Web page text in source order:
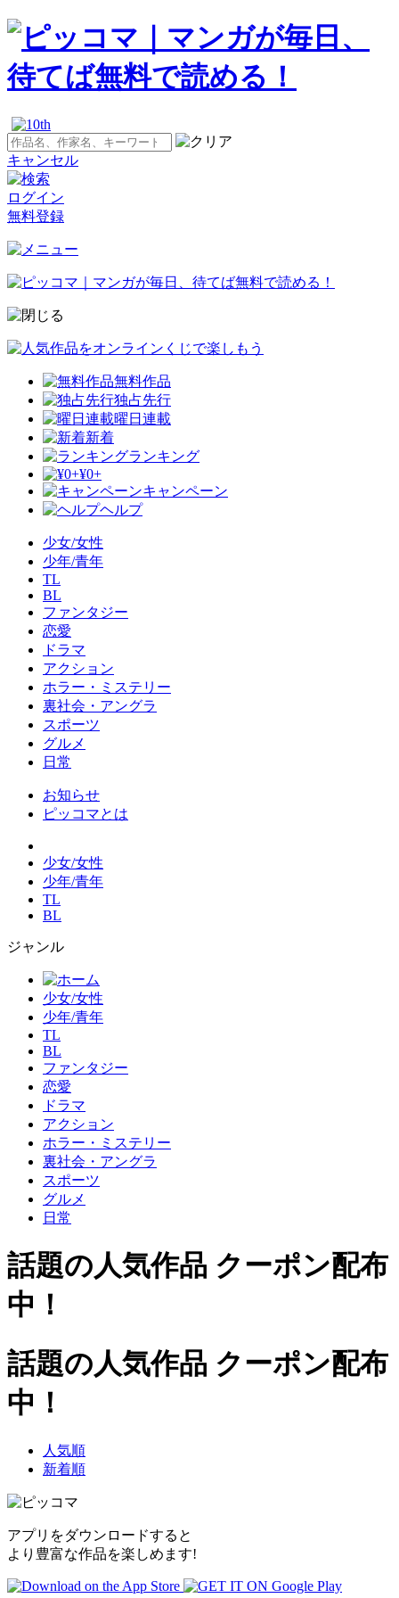
キャンセル
ログイン
無料登録
無料作品
独占先行
曜日連載
新着
ランキング
¥0+
キャンペーン
ヘルプ
少女/女性
少年/青年
TL
BL
ファンタジー
恋愛
ドラマ
アクション
ホラー・ミステリー
裏社会・アングラ
スポーツ
グルメ
日常
お知らせ
ピッコマとは
少女/女性
少年/青年
TL
BL
ジャンル
少女/女性
少年/青年
TL
BL
ファンタジー
恋愛
ドラマ
アクション
ホラー・ミステリー
裏社会・アングラ
スポーツ
グルメ
日常
話題の人気作品 クーポン配布
中！
話題の人気作品 クーポン配布
中！
人気順
新着順
アプリをダウンロードすると
より豊富な作品を楽しめます!